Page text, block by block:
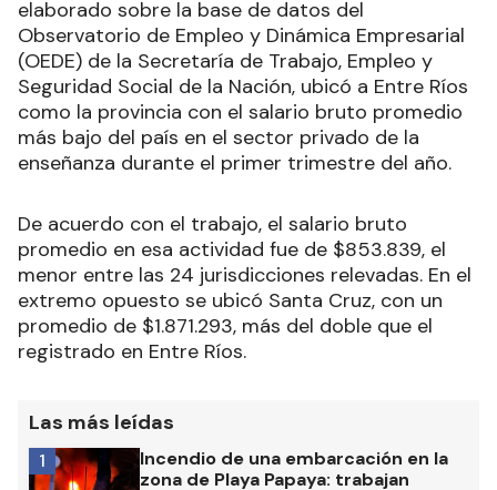
elaborado sobre la base de datos del
Observatorio de Empleo y Dinámica Empresarial
(OEDE) de la Secretaría de Trabajo, Empleo y
Seguridad Social de la Nación, ubicó a Entre Ríos
como la provincia con el salario bruto promedio
más bajo del país en el sector privado de la
enseñanza durante el primer trimestre del año.
De acuerdo con el trabajo, el salario bruto
promedio en esa actividad fue de $853.839, el
menor entre las 24 jurisdicciones relevadas. En el
extremo opuesto se ubicó Santa Cruz, con un
promedio de $1.871.293, más del doble que el
registrado en Entre Ríos.
Las más leídas
Incendio de una embarcación en la
zona de Playa Papaya: trabajan
1